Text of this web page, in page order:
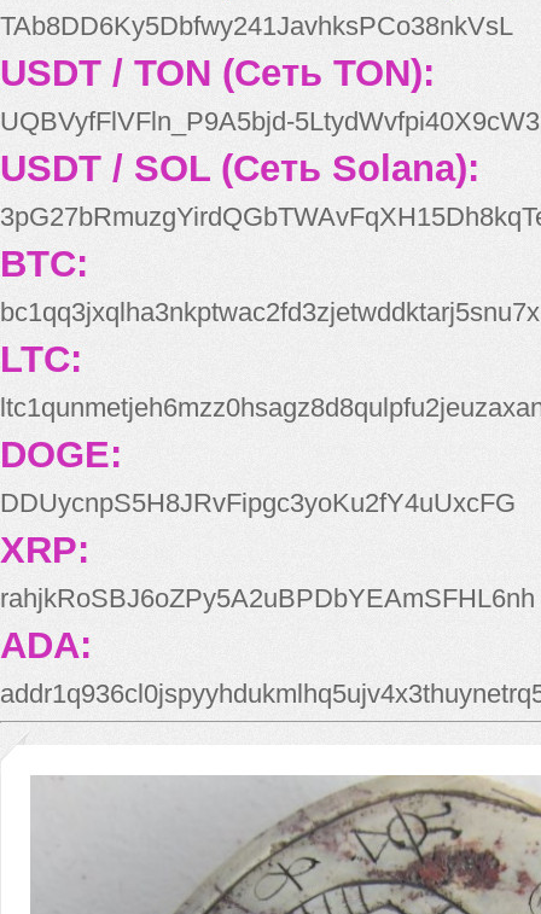
TAb8DD6Ky5Dbfwy241JavhksPCo38nkVsL
USDT / TON (Сеть TON):
UQBVyfFlVFln_P9A5bjd-
USDT / SOL (Сеть Solana):
BTC:
bc1qq3jxqlha3nkptwac2fd3zjetwddktarj5snu7x
LTC:
DOGE:
DDUycnpS5H8JRvFipgc3yoKu2fY4uUxcFG
XRP:
rahjkRoSBJ6oZPy5A2uBPDbYEAmSFHL6nh
ADA: